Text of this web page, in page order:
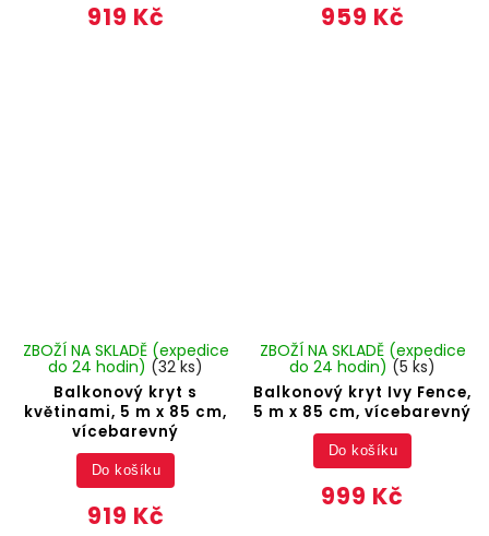
919 Kč 959 Kč
Balkonový kryt s
květinami, 5 m x 85 cm,
vícebarevný
ZBOŽÍ NA SKLADĚ (expedice
do 24 hodin) (32 ks)
919 Kč
Do košíku
Balkonový kryt Ivy Fence,
5 m x 85 cm, vícebarevný
ZBOŽÍ NA SKLADĚ (expedice
do 24 hodin) (5 ks)
999 Kč
Do košíku